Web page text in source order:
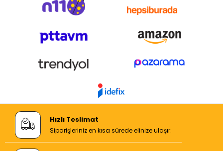
Hızlı Teslimat
Siparişleriniz en kısa sürede elinize ulaşır.